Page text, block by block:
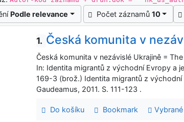
Podle relevance Počet záznamů 10
1. Česká komunita v
Česká komunita v nezávislé Ukrajině =
In: Identita migrantů z východní Evropy a
169-3 (brož.) Identita migrantů z
Gaudeamus, 2011. S. 111-123 .
Do košíku Bookmark